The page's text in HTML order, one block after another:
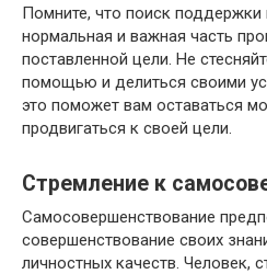
Помните, что поиск поддержки
нормальная и важная часть
поставленной цели. Не
помощью и делиться своими
это поможет вам оставаться
продвигаться к своей цели.
Стремление к
Самосовершенствование
совершенствование своих
личностных качеств. Человек,